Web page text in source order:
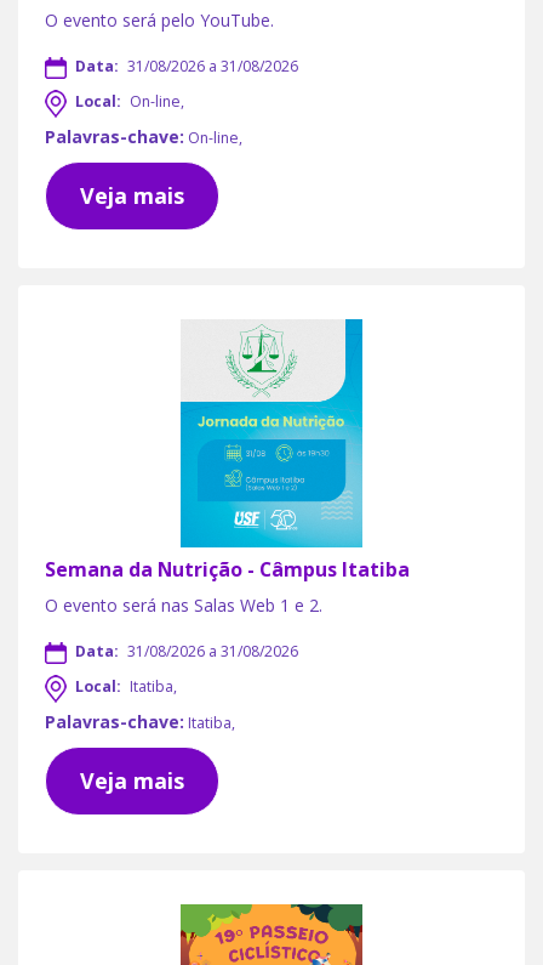
O evento será pelo YouTube.
Data: 31/08/2026 a 31/08/2026
Local: On-line,
Palavras-chave: On-line,
Veja mais
Semana da Nutrição - Câmpus Itatiba
O evento será nas Salas Web 1 e 2.
Data: 31/08/2026 a 31/08/2026
Local: Itatiba,
Palavras-chave: Itatiba,
Veja mais